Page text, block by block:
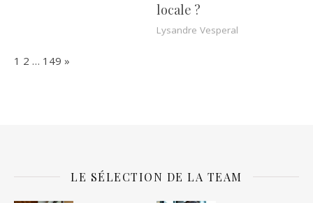
locale ?
Lysandre Vesperal
Page:
1 2 … 149 Next
»
LE SÉLECTION DE LA TEAM